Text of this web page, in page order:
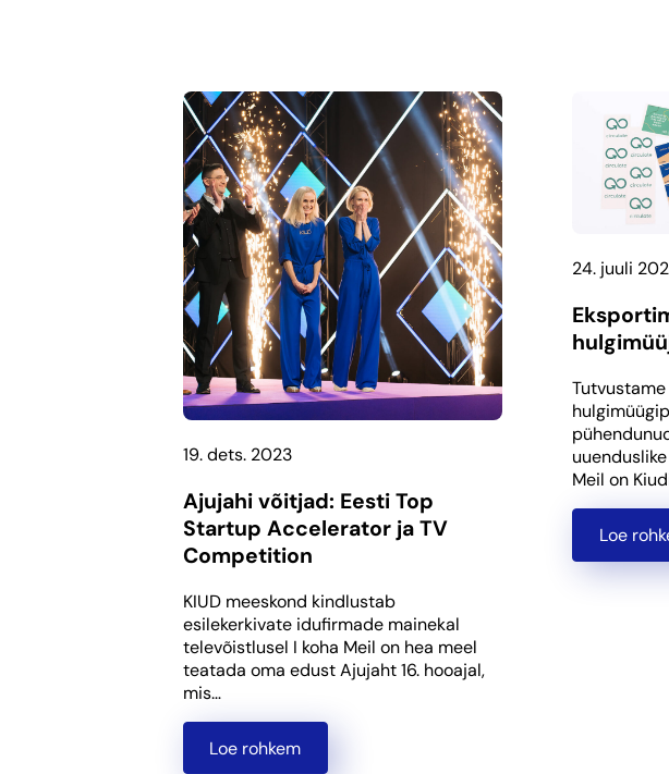
19. dets. 2023
Ajujahi võitjad: Eesti Top
Startup Accelerator ja TV
Competition
KIUD meeskond kindlustab
esilekerkivate idufirmade mainekal
televõistlusel I koha Meil on hea meel
teatada oma edust Ajujaht 16. hooajal,
mis…
Loe rohkem
24. juuli
Meil on
Loe